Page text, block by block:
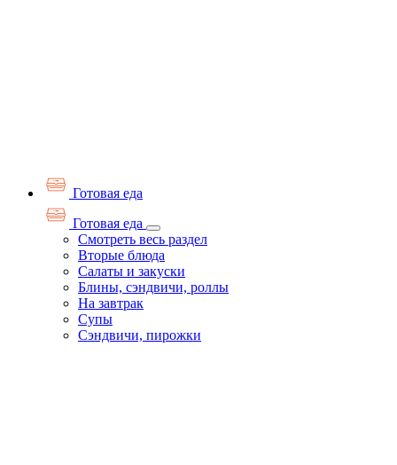
Готовая еда
Готовая еда
Смотреть весь раздел
Вторые блюда
Салаты и закуски
Блины, сэндвичи, роллы
На завтрак
Супы
Сэндвичи, пирожки